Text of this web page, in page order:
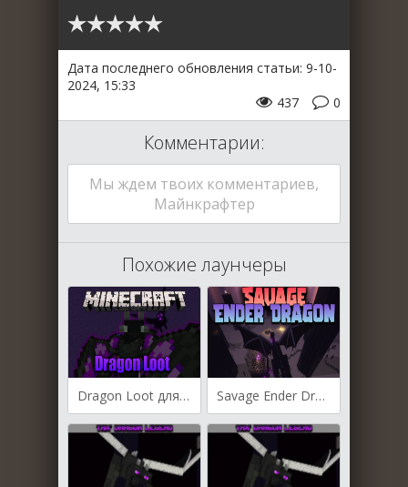
Дата последнего обновления статьи: 9-10-
2024, 15:33
0
437
Комментарии:
Мы ждем твоих комментариев,
Майнкрафтер
Похожие лаунчеры
Dragon Loot для Майнкрафт [1.21.1, 1.21, 1.20.1] Savage Ender Dragon для Майнкрафт [1.21, 1.20.1, 1.19.4]